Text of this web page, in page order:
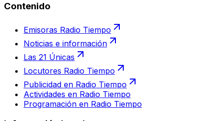
Contenido
Emisoras Radio Tiempo
Noticias e información
Las 21 Únicas
Locutores Radio Tiempo
Publicidad en Radio Tiempo
Actividades en Radio Tiempo
Programación en Radio Tiempo